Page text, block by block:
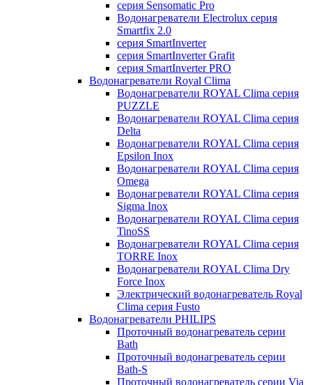
серия Sensomatic Pro
Водонагреватели Electrolux серия
Smartfix 2.0
серия SmartInverter
серия SmartInverter Grafit
серия SmartInverter PRO
Водонагреватели Royal Clima
Водонагреватели ROYAL Clima серия
PUZZLE
Водонагреватели ROYAL Clima серия
Delta
Водонагреватели ROYAL Clima серия
Epsilon Inox
Водонагреватели ROYAL Clima серия
Omega
Водонагреватели ROYAL Clima серия
Sigma Inox
Водонагреватели ROYAL Clima серия
TinoSS
Водонагреватели ROYAL Clima серия
TORRE Inox
Водонагреватели ROYAL Clima Dry
Force Inox
Электрический водонагреватель Royal
Clima серия Fusto
Водонагреватели PHILIPS
Проточный водонагреватель серии
Bath
Проточный водонагреватель серии
Bath-S
Проточный водонагреватель серии Via